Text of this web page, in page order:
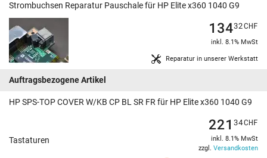
Strombuchsen Reparatur Pauschale für HP Elite x360 1040 G9
Reparatur in unserer Werkstatt
13432CHF
inkl. 8.1% MwSt
Auftragsbezogene Artikel
HP SPS-TOP COVER W/KB CP BL SR FR für HP Elite x360 1040 G9
Tastaturen
221 34CHF
inkl. 8.1% MwSt
zzgl. Versandkosten